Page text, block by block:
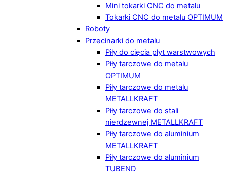
Mini tokarki CNC do metalu
Tokarki CNC do metalu OPTIMUM
Roboty
Przecinarki do metalu
Piły do cięcia płyt warstwowych
Piły tarczowe do metalu
OPTIMUM
Piły tarczowe do metalu
METALLKRAFT
Piły tarczowe do stali
nierdzewnej METALLKRAFT
Piły tarczowe do aluminium
METALLKRAFT
Piły tarczowe do aluminium
TUBEND